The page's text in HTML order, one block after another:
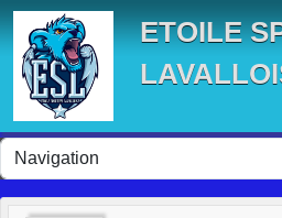
ETOILE
Panneau de gestion des cookies